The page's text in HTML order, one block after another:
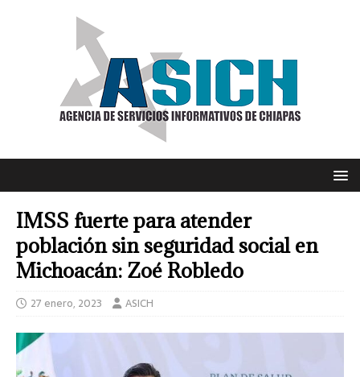
IMSS fuerte para atender
población sin seguridad social en
Michoacán: Zoé Robledo
27 enero, 2023 ASICH